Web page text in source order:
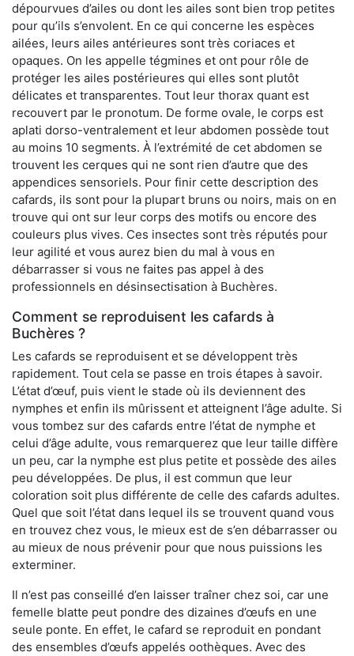
dépourvues d’ailes ou dont les ailes sont bien trop petites
pour qu’ils s’envolent. En ce qui concerne les espèces
ailées, leurs ailes antérieures sont très coriaces et
opaques. On les appelle tégmines et ont pour rôle de
protéger les ailes postérieures qui elles sont plutôt
délicates et transparentes. Tout leur thorax quant est
recouvert par le pronotum. De forme ovale, le corps est
aplati dorso-ventralement et leur abdomen possède tout
au moins 10 segments. À l’extrémité de cet abdomen se
trouvent les cerques qui ne sont rien d’autre que des
appendices sensoriels. Pour finir cette description des
cafards, ils sont pour la plupart bruns ou noirs, mais on en
trouve qui ont sur leur corps des motifs ou encore des
couleurs plus vives. Ces insectes sont très réputés pour
leur agilité et vous aurez bien du mal à vous en
débarrasser si vous ne faites pas appel à des
professionnels en désinsectisation à Buchères.
Comment se reproduisent les cafards à
Buchères ?
Les cafards se reproduisent et se développent très
rapidement. Tout cela se passe en trois étapes à savoir.
L’état d’œuf, puis vient le stade où ils deviennent des
nymphes et enfin ils mûrissent et atteignent l’âge adulte. Si
vous tombez sur des cafards entre l’état de nymphe et
celui d’âge adulte, vous remarquerez que leur taille diffère
un peu, car la nymphe est plus petite et possède des ailes
peu développées. De plus, il est commun que leur
coloration soit plus différente de celle des cafards adultes.
Quel que soit l’état dans lequel ils se trouvent quand vous
en trouvez chez vous, le mieux est de s’en débarrasser ou
au mieux de nous prévenir pour que nous puissions les
exterminer.
Il n’est pas conseillé d’en laisser traîner chez soi, car une
femelle blatte peut pondre des dizaines d’œufs en une
seule ponte. En effet, le cafard se reproduit en pondant
des ensembles d’œufs appelés oothèques. Avec des